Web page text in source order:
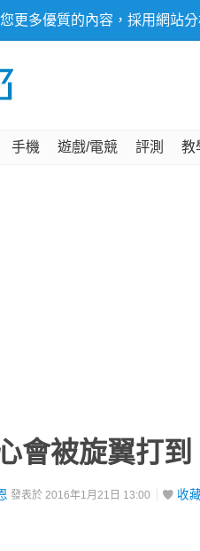
更多優質的內容，採用網站
手機 遊戲/電競 評測 教
會被旋翼打
發表於 2016年1月21日 13:00 收